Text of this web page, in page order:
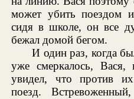
может убить поездом
сидя в школе, он все
бежал домой бегом.
И один раз, когда
уже смеркалось, Вася,
увидел, что против
поезд.